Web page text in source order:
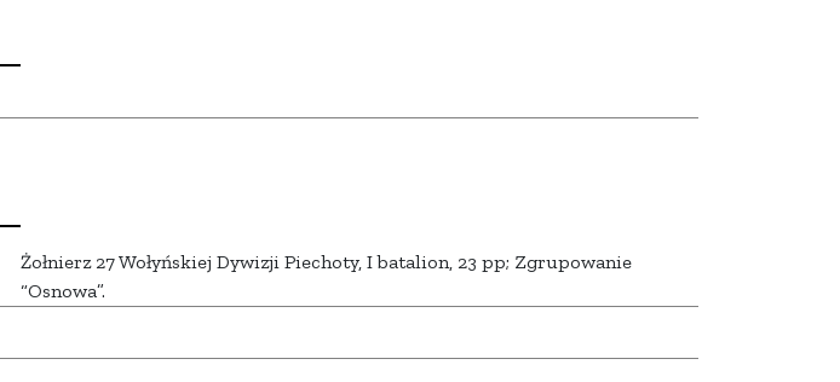
Żołnierz 27 Wołyńskiej Dywizji Piechoty, I batalion, 23 pp; Zgrupowanie
“Osnowa”.